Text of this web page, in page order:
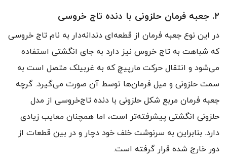
۲. جعبه فرمان حلزونی با دنده‌ تاج خروسی
در این نوع جعبه فرمان از قطعه‌ای دندانه‌دار به نام تاج خروسی
که شباهت به تاج خروس نیز دارد به جای انگشتی استفاده
می‌شود و انتقال حرکت مارپیچ که به غربیلک متصل است به
سمت حلزونی و میل فرمان‌ها توسط آن صورت می‌گیرد. گرچه
جعبه فرمان مربع شکل حلزونی با دنده‌ تاج‌خروسی از مدل
حلزونی انگشتی پیشرفته‌تر است، اما همچنان معایب زیادی
دارد. بنابراین به سرنوشت خلف خود دچار و در بین قطعات از
دور خارج شده قرار گرفته است.